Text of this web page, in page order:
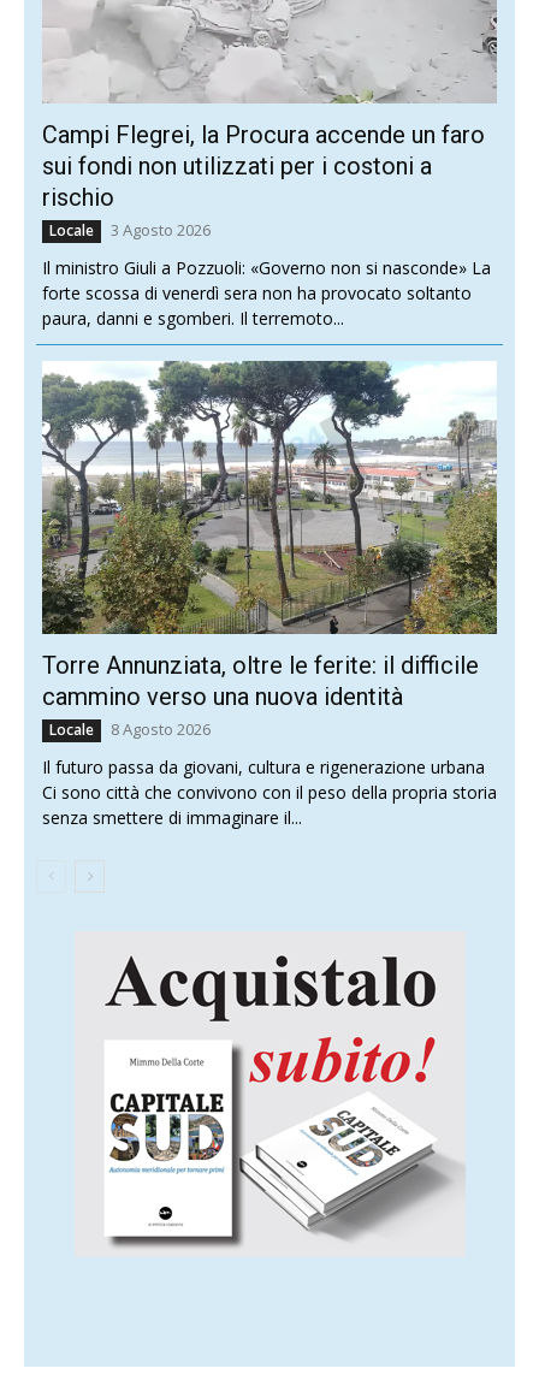
Campi Flegrei, la Procura accende un faro
sui fondi non utilizzati per i costoni a
rischio
Locale 3 Agosto 2026
Il ministro Giuli a Pozzuoli: «Governo non si nasconde» La
forte scossa di venerdì sera non ha provocato soltanto
paura, danni e sgomberi. Il terremoto...
Torre Annunziata, oltre le ferite: il difficile
cammino verso una nuova identità
Locale 8 Agosto 2026
Il futuro passa da giovani, cultura e rigenerazione urbana
Ci sono città che convivono con il peso della propria storia
senza smettere di immaginare il...